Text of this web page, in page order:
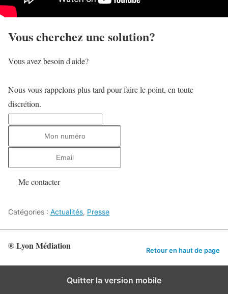
Vous cherchez une solution?
Vous avez besoin d'aide?
Nous vous rappelons plus tard pour faire le point, en toute
discrétion.
Me contacter
Catégories : Actualités, Presse
® Lyon Médiation Retour en haut de page
Quitter la version mobile